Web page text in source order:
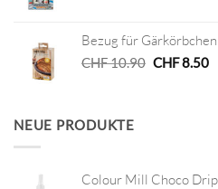
CHF 8.90
Bezug für
CHF10.90 CHF8.50
NEUE PRODUKTE
Colour Mill Choco